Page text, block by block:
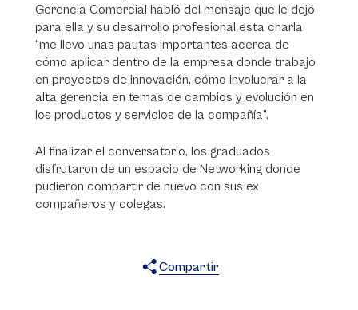
Gerencia Comercial habló del mensaje que le dejó
para ella y su desarrollo profesional esta charla
“me llevo unas pautas importantes acerca de
cómo aplicar dentro de la empresa donde trabajo
en proyectos de innovación, cómo involucrar a la
alta gerencia en temas de cambios y evolución en
los productos y servicios de la compañía”.
Al finalizar el conversatorio, los graduados
disfrutaron de un espacio de Networking donde
pudieron compartir de nuevo con sus ex
compañeros y colegas.
Compartir